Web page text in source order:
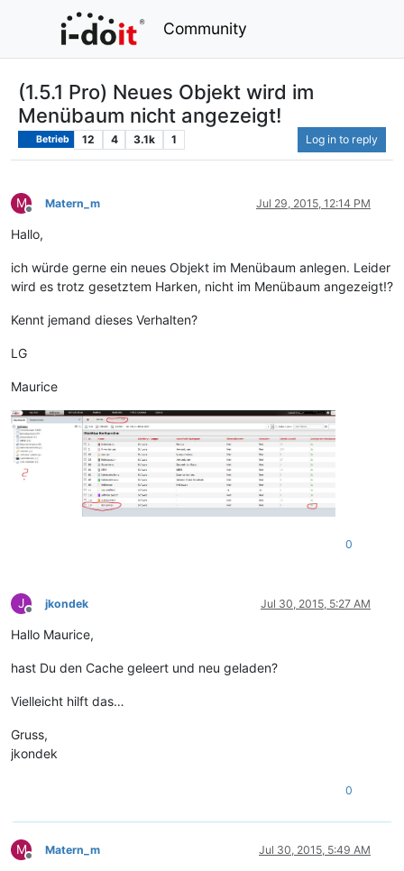
Community
(1.5.1 Pro) Neues Objekt wird im
Menübaum nicht angezeigt!
Betrieb 12 4 3.1k 1 Log in to reply
M
Offline
Matern_m Jul 29, 2015, 12:14 PM
Hallo,
ich würde gerne ein neues Objekt im Menübaum anlegen. Leider
wird es trotz gesetztem Harken, nicht im Menübaum angezeigt!?
Kennt jemand dieses Verhalten?
LG
Maurice
0
J
Offline
jkondek Jul 30, 2015, 5:27 AM
Hallo Maurice,
hast Du den Cache geleert und neu geladen?
Vielleicht hilft das…
Gruss,
jkondek
0
M
Offline
Matern_m Jul 30, 2015, 5:49 AM